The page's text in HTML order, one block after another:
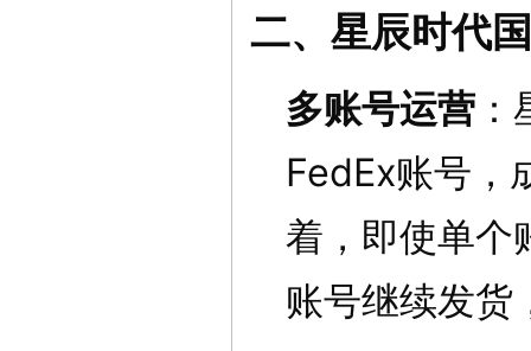
二、星辰时代
多账号运营
FedEx账号，
着，即使单个
账号继续发货